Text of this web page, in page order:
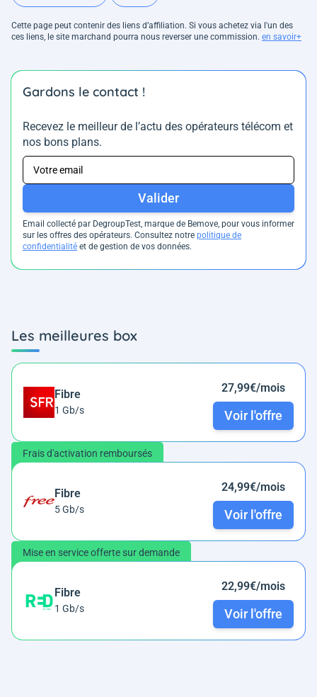
Cette page peut contenir des liens d’affiliation. Si vous achetez via l'un des
ces liens, le site marchand pourra nous reverser une commission. en savoir+
Gardons le contact !
Recevez le meilleur de l’actu des opérateurs télécom et
nos bons plans.
Valider
Email collecté par DegroupTest, marque de Bemove, pour vous informer
sur les offres des opérateurs. Consultez notre politique de
confidentialité et de gestion de vos données.
Les meilleures box
Fibre
1 Gb/s
27,99€/mois
Voir l'offre
Frais d'activation remboursés
Fibre
5 Gb/s
24,99€/mois
Voir l'offre
Mise en service offerte sur demande
Fibre
1 Gb/s
22,99€/mois
Voir l'offre